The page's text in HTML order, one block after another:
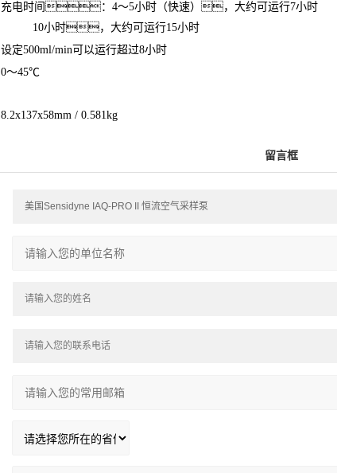
充电时间：4～5小时（快速），大约可运行7小时
10小时，大约可运行15小时
设定500ml/min可以运行超过8小时
0～45℃
8.2x137x58mm / 0.581kg
留言框